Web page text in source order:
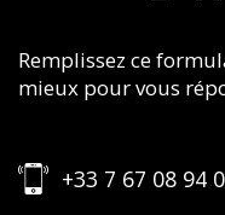
Remplissez ce
mieux pour vous
+33 7 67 08 94